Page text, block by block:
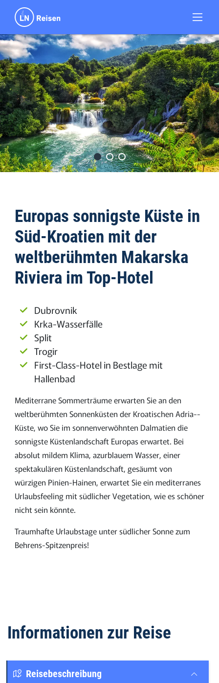
Europas sonnigste Küste in
Süd-Kroatien mit der
weltberühmten Makarska
Riviera im Top-Hotel
Dubrovnik
Krka-Wasserfälle
Split
Trogir
First-Class-Hotel in Bestlage mit
Hallenbad
Mediterrane Sommerträume erwarten Sie an den
weltberühmten Sonnenküsten der Kroatischen Adria-­
Küste, wo Sie im sonnenverwöhnten Dalmatien die
sonnigste Küstenlandschaft Europas erwartet. Bei
absolut mildem Klima, azurblauem Wasser, einer
spektakulären Küstenlandschaft, gesäumt von
würzigen Pinien-Hainen, erwartet Sie ein mediterranes
Urlaubsfeeling mit südlicher Vegetation, wie es schöner
nicht sein könnte.
Traumhafte Urlaubstage unter südlicher Sonne zum
Behrens-Spitzenpreis!
Informationen zur Reise
Reisebeschreibung